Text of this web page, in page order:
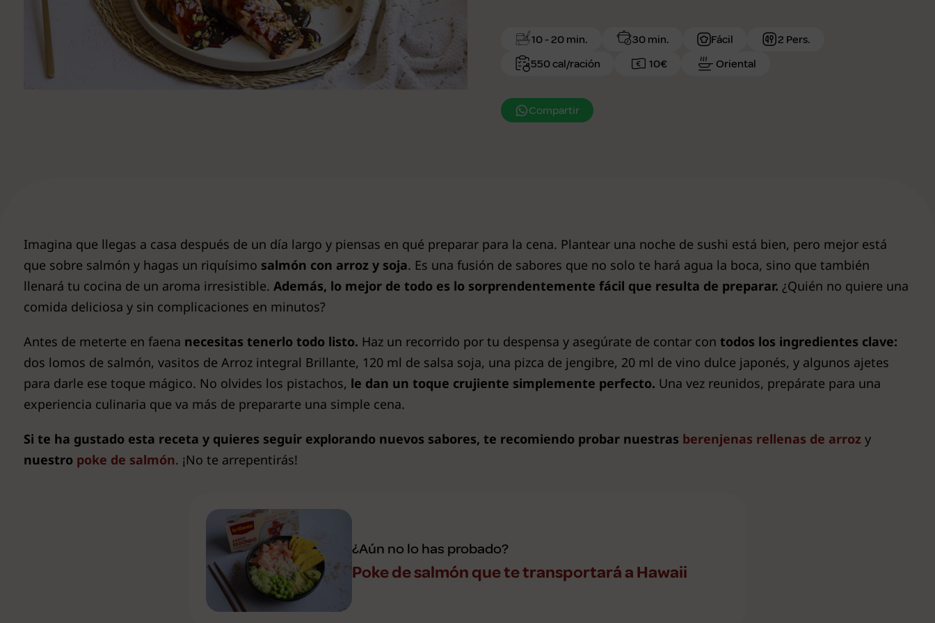
10 - 20 min. 30 min. Fácil
2 Pers.
550 cal/ración
10€ Oriental
Compartir
Imagina que llegas a casa después de un día largo y piensas en qué preparar para la cena. Plantear una noche de sushi está bien, pero mejor está
que sobre salmón y hagas un riquísimo salmón con arroz y soja. Es una fusión de sabores que no solo te hará agua la boca, sino que también
llenará tu cocina de un aroma irresistible. Además, lo mejor de todo es lo sorprendentemente fácil que resulta de preparar. ¿Quién no quiere una
comida deliciosa y sin complicaciones en minutos?
Antes de meterte en faena necesitas tenerlo todo listo. Haz un recorrido por tu despensa y asegúrate de contar con todos los ingredientes clave:
dos lomos de salmón, vasitos de Arroz integral Brillante, 120 ml de salsa soja, una pizca de jengibre, 20 ml de vino dulce japonés, y algunos ajetes
para darle ese toque mágico. No olvides los pistachos, le dan un toque crujiente simplemente perfecto. Una vez reunidos, prepárate para una
experiencia culinaria que va más de prepararte una simple cena.
Si te ha gustado esta receta y quieres seguir explorando nuevos sabores, te recomiendo probar nuestras berenjenas rellenas de arroz y
nuestro poke de salmón. ¡No te arrepentirás!
¿Aún no lo has probado?
Poke de salmón que te transportará a Hawaii